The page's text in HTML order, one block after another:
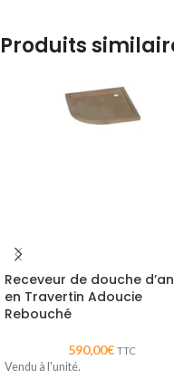
Produits
Receveur de douche
en Travertin Adoucie
Rebouché
590,00€ TTC
Vendu à l'unité.